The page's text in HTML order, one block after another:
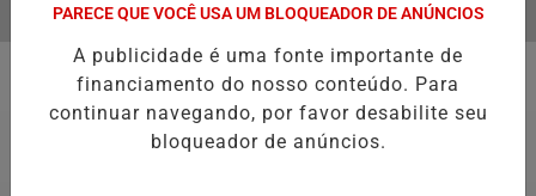
DE FILME SOBRE MICHAEL JACKSON PODE COMEÇAR A SER
EM ALTA
MENU
Prefeitura Piracicaba
PARECE QUE VOCÊ USA UM BLOQUEADOR DE ANÚNCIOS
A publicidade é uma fonte importante de
financiamento do nosso conteúdo. Para
continuar navegando, por favor desabilite seu
bloqueador de anúncios.